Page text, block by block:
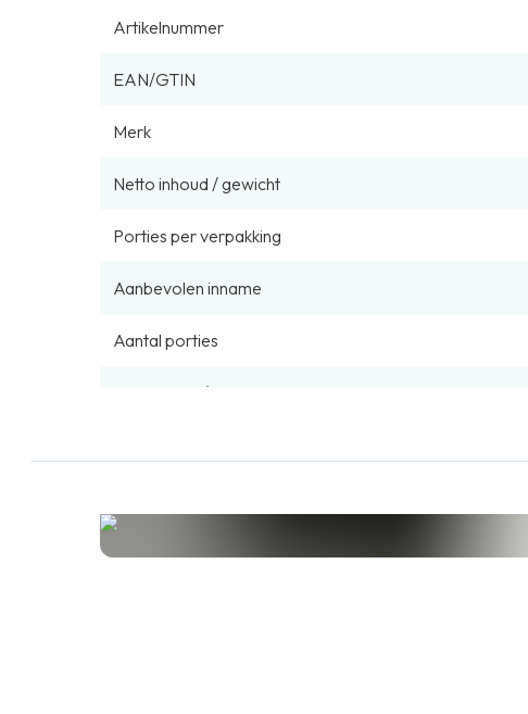
Artikelnummer
EAN/GTIN
Merk
Netto inhoud / gewicht
Porties per verpakking
Aanbevolen inname
Aantal porties
Prijs per KG/L
Producteigenschappen
Suikervrij Glutenvrij Gistvrij
Lactosevrij